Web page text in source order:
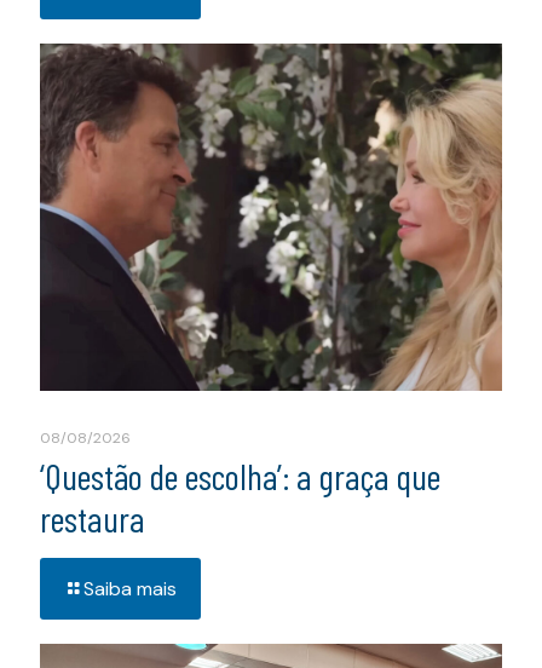
08/08/2026
‘Questão de escolha’: a graça que
restaura
Saiba mais